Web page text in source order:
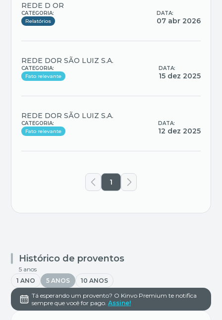
REDE D OR
CATEGORIA:
Relatórios
DATA:
07 abr 2026
REDE DOR SÃO LUIZ S.A.
CATEGORIA:
Fato relevante
DATA:
15 dez 2025
REDE DOR SÃO LUIZ S.A.
CATEGORIA:
Fato relevante
DATA:
12 dez 2025
1
Histórico de proventos
5 anos
1 ANO
5 ANOS
10 ANOS
Tá esperando um provento? O Kinvo Premium te notifica
sempre que você for pago. Assine!